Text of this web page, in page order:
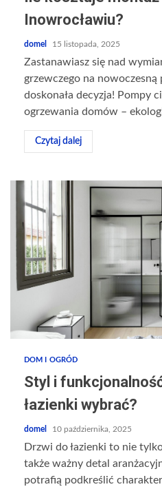
Inowrocławiu?
domel 15 listopada, 2025
Zastanawiasz się nad
grzewczego na nowoczesną
doskonała decyzja! Pompy
ogrzewania domów –
Czytaj dalej
DOM I OGRÓD
Styl i
łazienki wybrać?
domel 10 października, 2025
Drzwi do łazienki to nie
także ważny detal
potrafią podkreślić